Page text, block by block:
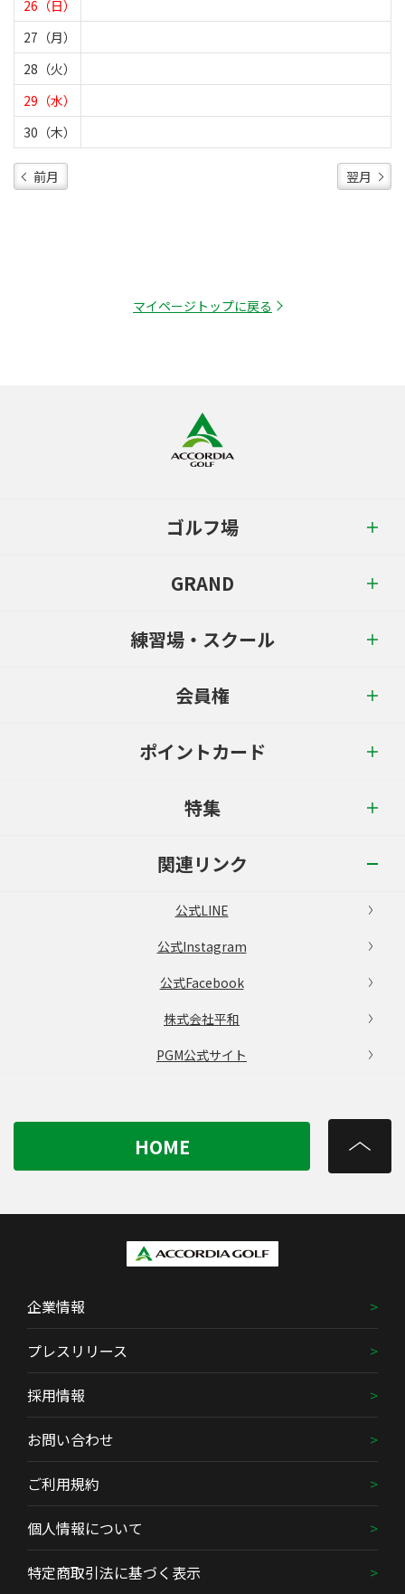
26（日）
27（月）
28（火）
29（水）
30（木）
前月 翌月
マイページトップに戻る
ゴルフ場
GRAND
練習場・スクール
会員権
ポイントカード
特集
関連リンク
公式LINE
公式Instagram
公式Facebook
株式会社平和
PGM公式サイト
HOME
企業情報
プレスリリース
採用情報
お問い合わせ
ご利用規約
個人情報について
特定商取引法に基づく表示